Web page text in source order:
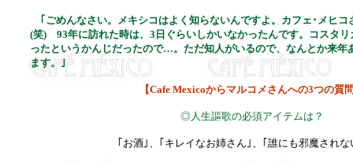
｢ごめんなさい。メキシコはよく知らないんですよ。カフェ･メヒコ
(笑) 93年に訪れた時は、3日ぐらいしかいなかったんです。コスタリ
ったというかんじだったので…。ただ知人がいるので、なんとか来年
ます。｣
【Cafe Mexicoからマルコメさんへの3つの質
◎人生謳歌の必須アイテムは？
｢お酒｣、｢キレイなお姉さん｣、｢誰にも邪魔されな